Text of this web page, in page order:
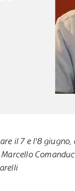
il 7 e l'8 giugno,